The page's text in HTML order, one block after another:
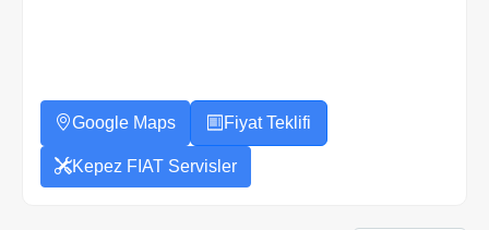
Google Maps Fiyat Teklifi
Kepez FIAT Servisler